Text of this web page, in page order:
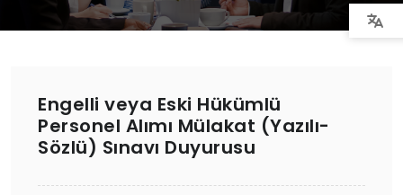
Engelli veya Eski Hükümlü
Personel Alımı Mülakat (Yazılı-
Sözlü) Sınavı Duyurusu